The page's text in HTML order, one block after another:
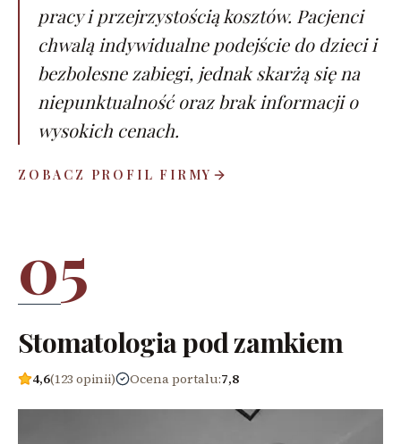
pracy i przejrzystością kosztów. Pacjenci
chwalą indywidualne podejście do dzieci i
bezbolesne zabiegi, jednak skarżą się na
niepunktualność oraz brak informacji o
wysokich cenach.
ZOBACZ PROFIL FIRMY
05
Stomatologia pod zamkiem
4,6(123 opinii) Ocena portalu:7,8